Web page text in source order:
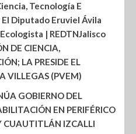
Tecnología E
Diputado Eruviel Ávila
| REDTNJalisco
DE CIENCIA,
LA PRESIDE EL
VILLEGAS (PVEM)
GOBIERNO DEL
EN PERIFÉRICO
CUAUTITLÁN IZCALLI